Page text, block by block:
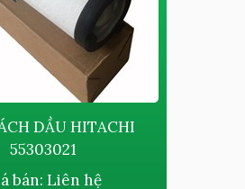
DẦU HITACHI
55303021
bán: Liên hệ